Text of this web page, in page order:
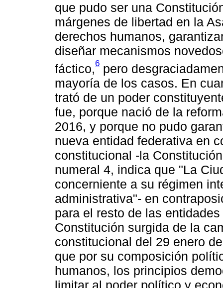
que pudo ser una
márgenes de libertad en la
derechos humanos,
diseñar mecanismos
fáctico,6 pero
mayoría de los casos. En
trató de un poder
fue, porque nació de la
2016, y porque no pudo
nueva entidad federativa en
constitucional -la
numeral 4, indica que "La
concerniente a su régimen
administrativa"- en
para el resto de las
Constitución surgida de la
constitucional del 29 enero
que por su composición
humanos, los principios
limitar al poder político y